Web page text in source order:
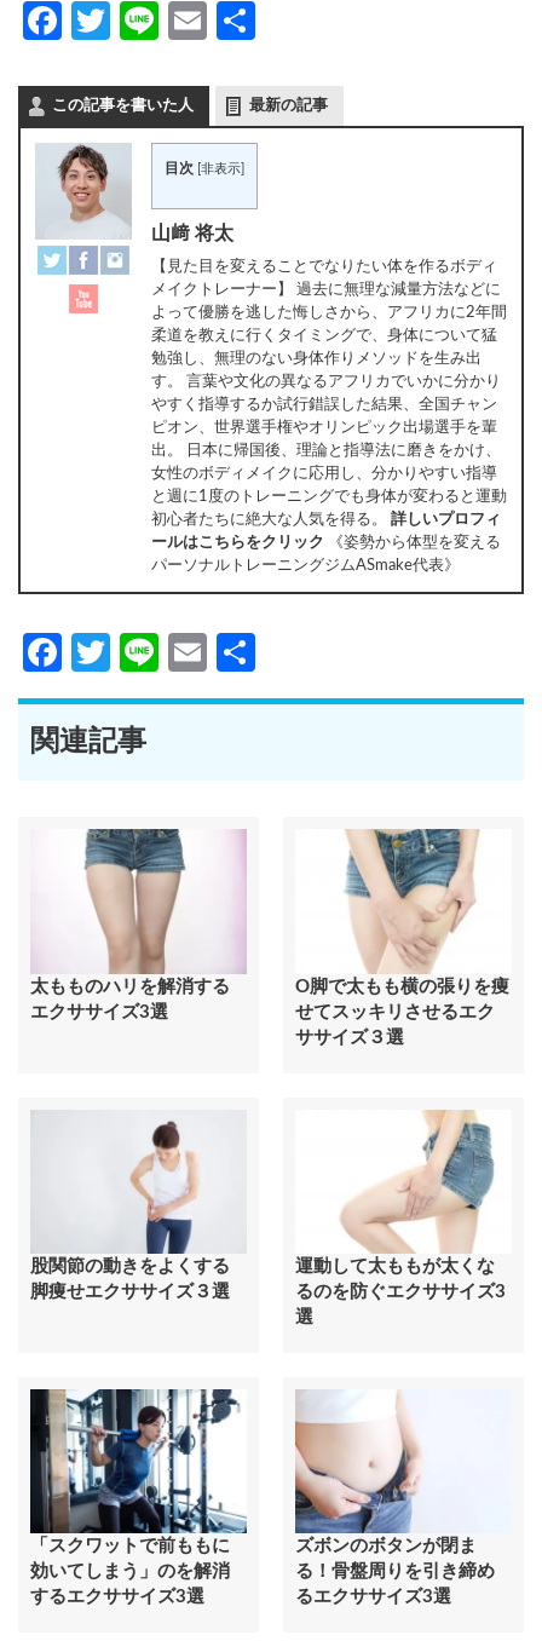
Facebook
Twitter
LineEmail
この記事を書いた人 最新の記事
目次 非表示
山﨑 将太
【見た目を変えることでなりたい体を作るボディ
メイクトレーナー】 過去に無理な減量方法などに
よって優勝を逃した悔しさから、アフリカに2年間
柔道を教えに行くタイミングで、身体について猛
勉強し、無理のない身体作りメソッドを生み出
す。 言葉や文化の異なるアフリカでいかに分かり
やすく指導するか試行錯誤した結果、全国チャン
ピオン、世界選手権やオリンピック出場選手を輩
出。 日本に帰国後、理論と指導法に磨きをかけ、
女性のボディメイクに応用し、分かりやすい指導
と週に1度のトレーニングでも身体が変わると運動
初心者たちに絶大な人気を得る。 詳しいプロフィ
ールはこちらをクリック 《姿勢から体型を変える
パーソナルトレーニングジムASmake代表》
Facebook
Twitter
LineEmail
有
関連記事
太もものハリを解消する
エクササイズ3選
O脚で太もも横の張りを痩
せてスッキリさせるエク
ササイズ３選
股関節の動きをよくする
脚痩せエクササイズ３選
運動して太ももが太くな
るのを防ぐエクササイズ3
選
「スクワットで前ももに
効いてしまう」のを解消
するエクササイズ3選
ズボンのボタンが閉ま
る！骨盤周りを引き締め
るエクササイズ3選